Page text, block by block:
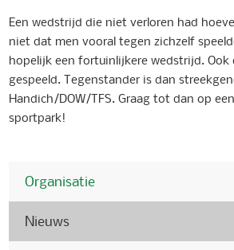
Een wedstrijd die niet verloren had
niet dat men vooral tegen zichzelf
hopelijk een fortuinlijkere wedstrijd.
gespeeld. Tegenstander is dan
Handich/DOW/TFS. Graag tot dan op
sportpark!
Organisatie
Nieuws